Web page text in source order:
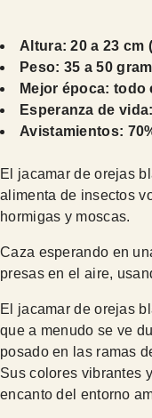
Altura: 20 a 23 cm
Peso: 35 a 50
Mejor época: todo
Esperanza de
Avistamientos:
El jacamar de orejas
alimenta de insectos
hormigas y moscas.
Caza esperando en
presas en el aire,
El jacamar de orejas
que a menudo se ve
posado en las ramas
Sus colores vibrantes
encanto del entorno